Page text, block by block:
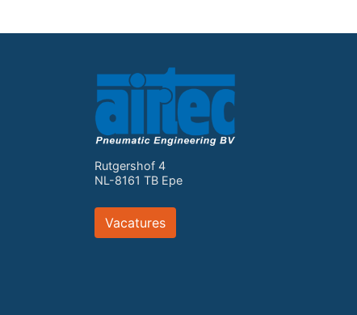
Rutgershof 4
NL-8161 TB Epe
Vacatures